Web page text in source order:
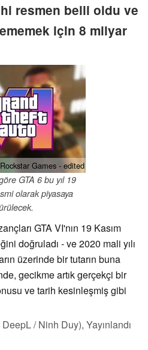
resmen belli oldu ve
için 8 milyar
Games - edited
GTA 6 bu yıl 19
olarak piyasaya
GTA VI'nın 19 Kasım
doğruladı - ve 2020 mali yılı
üzerinde bir tutarın buna
gecikme artık gerçekçi bir
ve tarih kesinleşmiş gibi
DeepL / Ninh Duy), Yayınlandı